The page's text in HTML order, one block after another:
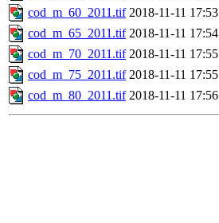
cod_m_60_2011.tif 2018-11-11 17:53
cod_m_65_2011.tif 2018-11-11 17:54
cod_m_70_2011.tif 2018-11-11 17:55
cod_m_75_2011.tif 2018-11-11 17:55
cod_m_80_2011.tif 2018-11-11 17:56